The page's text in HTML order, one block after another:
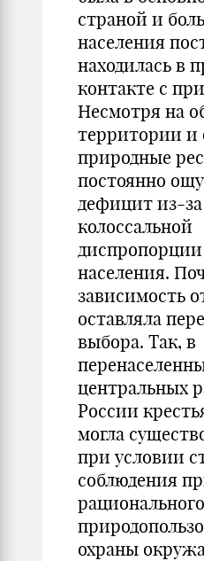
страной и
населения
находилась в
контакте с
Несмотря на
территории и
природные
постоянно
дефицит из-за
колоссальной
населения.
зависимость
оставляла
выбора. Так, в
центральных
России
могла
при условии
соблюдения
рационального
охраны